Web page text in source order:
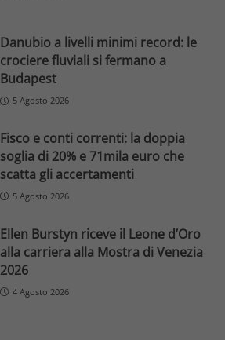
Danubio a livelli minimi record: le
crociere fluviali si fermano a
Budapest
5 Agosto 2026
Fisco e conti correnti: la doppia
soglia di 20% e 71mila euro che
scatta gli accertamenti
5 Agosto 2026
Ellen Burstyn riceve il Leone d’Oro
alla carriera alla Mostra di Venezia
2026
4 Agosto 2026